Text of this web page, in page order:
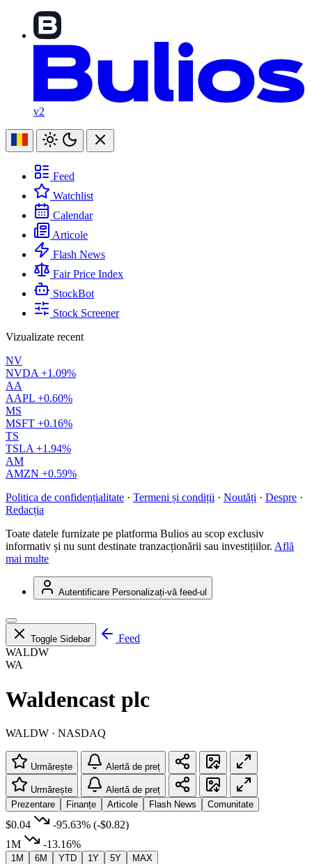
v2
Feed
Watchlist
Calendar
Articole
Flash News
Fair Price Index
StockBot
Stock Screener
Vizualizate recent
NV
NVDA +1.09%
AA
AAPL +0.60%
MS
MSFT +0.16%
TS
TSLA +1.94%
AM
AMZN +0.59%
Politica de confidențialitate · Termeni și condiții · Noutăți · Despre ·
Redacția
Toate datele furnizate pe platforma Bulios au scop exclusiv
informativ și nu sunt destinate tranzacționării sau investițiilor. Află
mai multe
Autentificare Personalizați-vă feed-ul
Toggle Sidebar
Feed
WALDW
WA
Waldencast plc
WALDW · NASDAQ
Urmărește Alertă de preț
Urmărește
Alertă de preț
Prezentare
Finanțe Articole Flash News Comunitate
$0.04 -95.63% (-$0.82)
1M
-13.16%
1M 6M YTD 1Y 5Y MAX